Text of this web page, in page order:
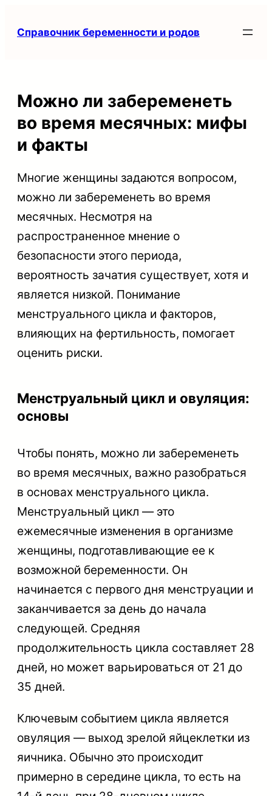
Справочник беременности и родов
Можно ли забеременеть
во время месячных: мифы
и факты
Многие женщины задаются вопросом,
можно ли забеременеть во время
месячных. Несмотря на
распространенное мнение о
безопасности этого периода,
вероятность зачатия существует, хотя и
является низкой. Понимание
менструального цикла и факторов,
влияющих на фертильность, помогает
оценить риски.
Менструальный цикл и овуляция:
основы
Чтобы понять, можно ли забеременеть
во время месячных, важно разобраться
в основах менструального цикла.
Менструальный цикл — это
ежемесячные изменения в организме
женщины, подготавливающие ее к
возможной беременности. Он
начинается с первого дня менструации и
заканчивается за день до начала
следующей. Средняя
продолжительность цикла составляет 28
дней, но может варьироваться от 21 до
35 дней.
Ключевым событием цикла является
овуляция — выход зрелой яйцеклетки из
яичника. Обычно это происходит
примерно в середине цикла, то есть на